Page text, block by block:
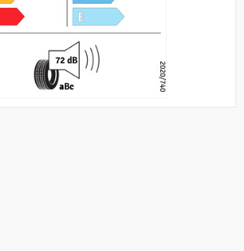
72 dB
2020/740
aBc